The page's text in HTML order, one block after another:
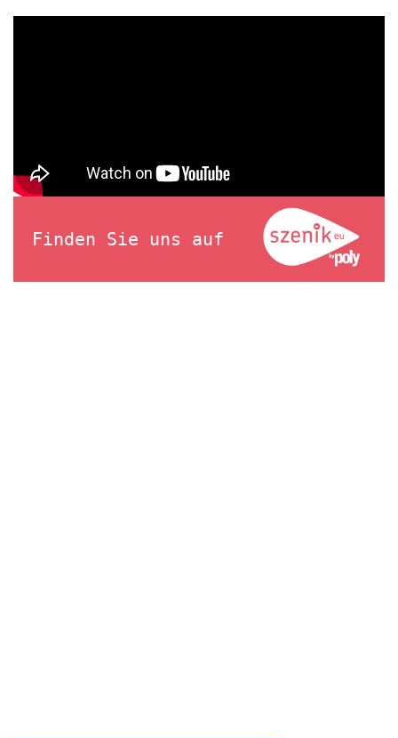
Finden Sie uns auf